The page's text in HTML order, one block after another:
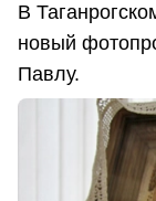
В
новый
Павлу.